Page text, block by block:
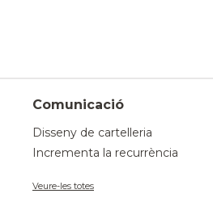
Comunicació
Disseny de cartelleria
Incrementa la recurrència
Veure-les totes